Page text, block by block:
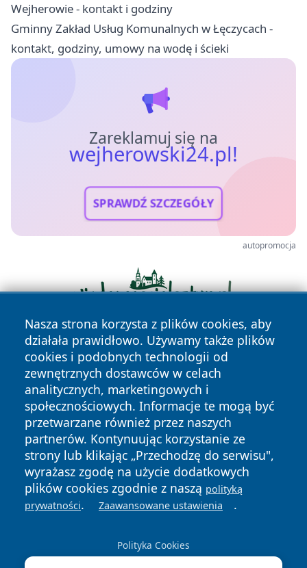
Wejherowie - kontakt i godziny
Gminny Zakład Usług Komunalnych w Łęczycach -
kontakt, godziny, umowy na wodę i ścieki
Zareklamuj się na
wejherowski24.pl!
SPRAWDŹ SZCZEGÓŁY
autopromocja
Nasza strona korzysta z plików cookies, aby
działała prawidłowo. Używamy także plików
cookies i podobnych technologii od
zewnętrznych dostawców w celach
analitycznych, marketingowych i
społecznościowych. Informacje te mogą być
przetwarzane również przez naszych
partnerów. Kontynuując korzystanie ze
strony lub klikając „Przechodzę do serwisu",
wyrażasz zgodę na użycie dodatkowych
plików cookies zgodnie z naszą polityką
prywatności. Zaawansowane ustawienia .
Polityka Cookies
Copyright © 2026 wejherowski24.pl Wszystkie prawa
zastrzeżone.
News Autorzy
Polityka
Prywatności
Polityka
Cookies